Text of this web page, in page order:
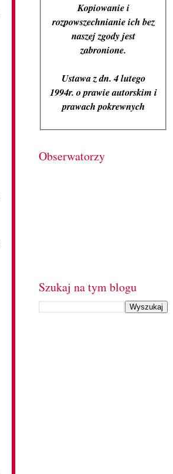
Kopiowanie i
rozpowszechnianie ich bez
naszej zgody jest
zabronione.
Ustawa z dn. 4 lutego
1994r. o prawie autorskim i
prawach pokrewnych
Obserwatorzy
Szukaj na tym blogu